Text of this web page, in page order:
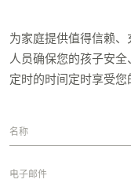
为家庭提供值得信赖
人员确保您的孩子安
定时的时间定时享受您